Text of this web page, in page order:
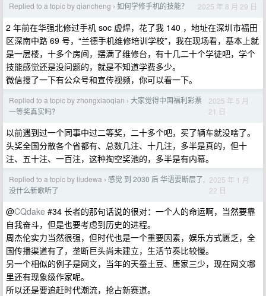
Replied to a topic by qiancheng › 如何学修手机的技能？ 2025 年 8 月 29 日
2 年前在华强北修过手机 soc 虚焊，花了我 140 ，地址在深圳市福田
区深南中路 69 号，“兰德手机维修培训学校”，我在现场看，基本上就
是一层楼，十多个房间，摆满了维修台，有十几二十个学徒吧，学个
技能感觉还是没问题的，就是不知道学费多少。
微信搜了一下有公众号和宣传视频，你可以看一下。
Replied to a topic by zhongxiaoqian › 大家觉得中国福利彩票
一等奖真实吗？
2025 年 5 月
21 日
以前遇到过一个同事中过二等奖，二十多个吧，买了辆车就没啥了。
头奖全国分散各个省都有、总数几注、十几注，多半是真的，但十
注、五十注、一百注，这种掏空奖池的，多半是有内幕。
Replied to a topic by liudewa › 感觉 到 2030 后 华语要断层了,
没什么新歌听了
2025 年 1 月
22 日
@CQdake #34 长者的那句话说的很对：一个人的命运啊，当然要靠
自我奋斗，但是也要考虑到历史的进程。
周杰伦实力当然很强，但时代也是一个重要因素，娱乐方式匮乏，全
国传播渠道有了，垄断巨头尚未建立，生活节奏比较慢。
另一个相似的例子是网文，当年的天蚕土豆、唐家三少，现在网文哪
里还有现象级作家呢。
所以还是要追赶时代潮流，抢占新赛道。